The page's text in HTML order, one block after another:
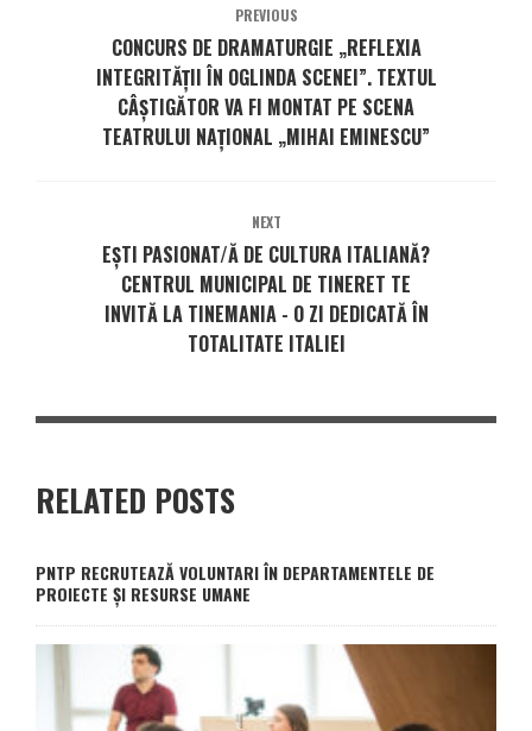
PREVIOUS
CONCURS DE DRAMATURGIE „REFLEXIA
INTEGRITĂȚII ÎN OGLINDA SCENEI”. TEXTUL
CÂȘTIGĂTOR VA FI MONTAT PE SCENA
TEATRULUI NAȚIONAL „MIHAI EMINESCU”
NEXT
EȘTI PASIONAT/Ă DE CULTURA ITALIANĂ?
CENTRUL MUNICIPAL DE TINERET TE
INVITĂ LA TINEMANIA - O ZI DEDICATĂ ÎN
TOTALITATE ITALIEI
RELATED POSTS
PNTP RECRUTEAZĂ VOLUNTARI ÎN DEPARTAMENTELE DE
PROIECTE ȘI RESURSE UMANE